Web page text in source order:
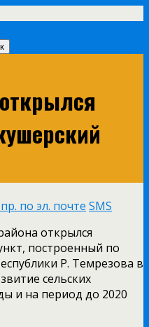
по эл. почте SMS
открылся
построенный по
Р. Темрезова в
сельских
и на период до 2020